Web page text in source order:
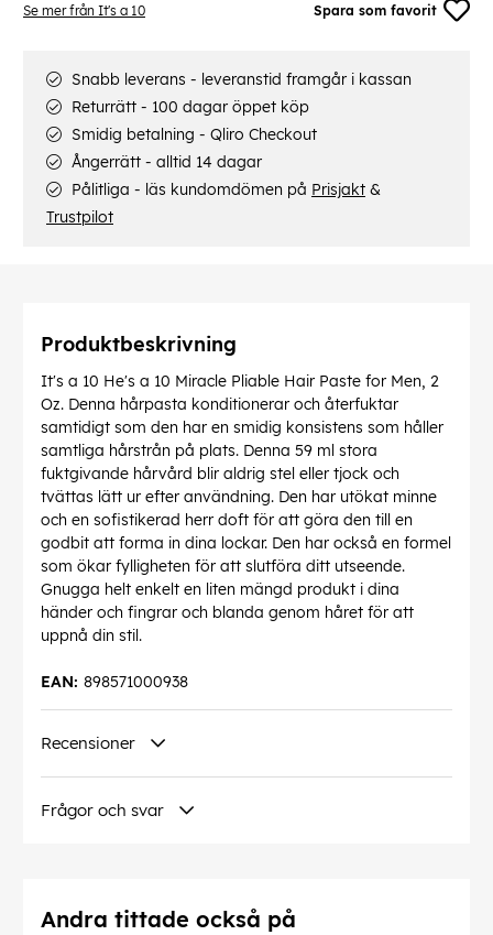
Se mer från It's a 10 Spara som favorit
Snabb leverans - leveranstid framgår i kassan
Returrätt - 100 dagar öppet köp
Smidig betalning - Qliro Checkout
Ångerrätt - alltid 14 dagar
Pålitliga - läs kundomdömen på Prisjakt &
Trustpilot
Produktbeskrivning
It's a 10 He's a 10 Miracle Pliable Hair Paste for Men, 2
Oz. Denna hårpasta konditionerar och återfuktar
samtidigt som den har en smidig konsistens som håller
samtliga hårstrån på plats. Denna 59 ml stora
fuktgivande hårvård blir aldrig stel eller tjock och
tvättas lätt ur efter användning. Den har utökat minne
och en sofistikerad herr doft för att göra den till en
godbit att forma in dina lockar. Den har också en formel
som ökar fylligheten för att slutföra ditt utseende.
Gnugga helt enkelt en liten mängd produkt i dina
händer och fingrar och blanda genom håret för att
uppnå din stil.
898571000938
EAN:
Recensioner
Frågor och svar
Andra tittade också på